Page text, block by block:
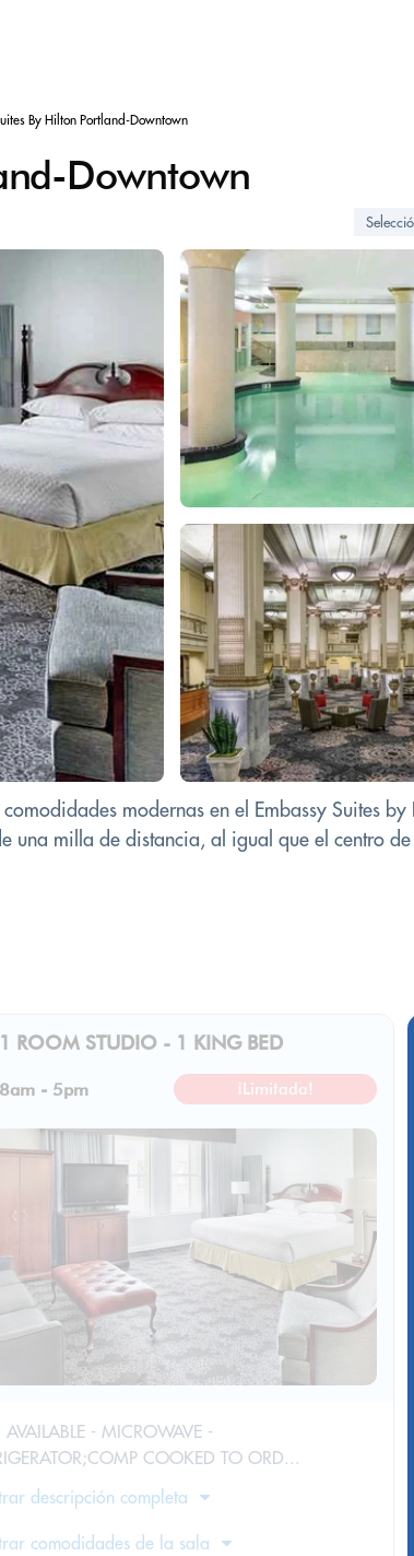
By Hilton Portland-Downtown
Downtown
modernas en el Embassy Suites
una milla de distancia, al igual que el centro
1 ROOM STUDIO - 1 KING BED
8am - 5pm ¡Limitada!
- MICROWAVE -
COOKED TO ORD...
descripción completa
comodidades de la sala